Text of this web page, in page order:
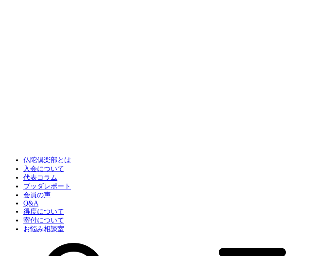
仏陀倶楽部とは
入会について
代表コラム
ブッダレポート
会員の声
Q&A
得度について
寄付について
お悩み相談室